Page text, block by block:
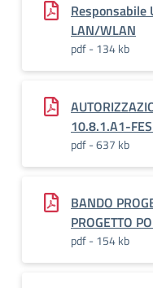
Responsabile
LAN/WLAN
pdf - 134 kb
10.8.1.A1-
pdf - 637 kb
BANDO
PROGETTO
pdf - 154 kb